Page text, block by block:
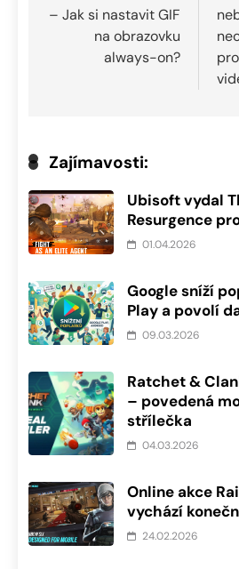
příspěvek
– Jak si nastavit GIF
na obrazovku
always-on?
Zajímavosti:
Ubisoft vydal
Resurgence
01.04.2026
Google sníží
Play a povolí
09.03.2026
Ratchet &
– povedená
střílečka
04.03.2026
Online akce
vychází
24.02.2026